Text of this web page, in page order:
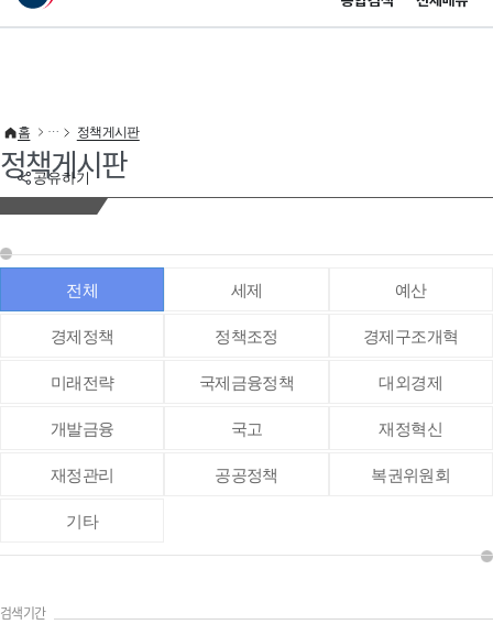
이 누리집은 대한민국 공식 전자정부 누리집입니다.
공유하기
홈 정책게시판
정책게시판
전체 세제 예산
경제정책 정책조정 경제구조개혁
미래전략 국제금융정책 대외경제
개발금융 국고 재정혁신
재정관리 공공정책 복권위원회
기타
검색기간